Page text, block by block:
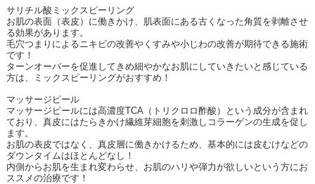
サリチル酸ミックスピーリング
お肌の表面（表皮）に働きかけ、肌表面にある古くなった角質を剥離させ
る効果があります。
毛穴つまりによるニキビの改善やくすみや小じわの改善が期待できる施術
です！
ターンオーバーを促進してきめ細やかなお肌にしていきたいと感じている
方は、ミックスピーリングがおすすめ！
マッサージピール
マッサージピールには高濃度TCA（トリクロロ酢酸）という成分が含まれ
ており、真皮にはたらきかけ繊維芽細胞を刺激しコラーゲンの生成を促し
ます。
お肌の表皮ではなく、真皮層に働きかけるため、基本的には皮むけなどの
ダウンタイムはほとんどなし！
内側からお肌を生まれ変わらせ、お肌のハリや弾力が欲しいという方にお
ススメの治療です！